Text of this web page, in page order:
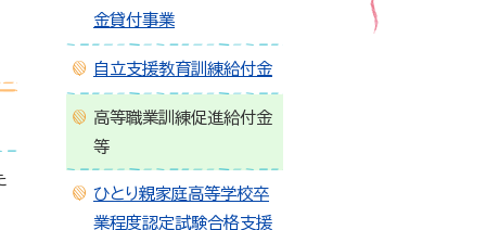
金貸付事業
自立支援教育訓練給付金
高等職業訓練促進給付金
等
ひとり親家庭高等学校卒
業程度認定試験合格支援